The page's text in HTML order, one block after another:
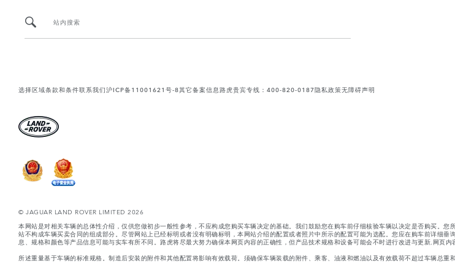
站内搜索
选择区域条款和条件联系我们沪ICP备11001621号-8其它备案信息路虎贵宾专线：400-820-0187隐私政策无障碍声明
© JAGUAR LAND ROVER LIMITED 2026
本网站是对相关车辆的总体性介绍，仅供您做初步一般性参考，不应构成您购买车辆决定的基础。我们鼓励您在购车前仔细核验车辆以决定是否购买。
站不构成车辆买卖合同的组成部分。尽管网站上已经标明或者没有明确标明，本网站介绍的配置或者照片中所示的配置可能为选配。您应在购车前详细
息、规格和颜色等产品信息可能与实车有所不同。路虎将尽最大努力确保本网页内容的正确性，但产品技术规格和设备可能会不时进行改进与更新,网页
所述重量基于车辆的标准规格。制造后安装的附件和其他配置将影响有效载荷。须确保车辆装载的附件、乘客、油液和燃油以及有效载荷不超过车辆总重和